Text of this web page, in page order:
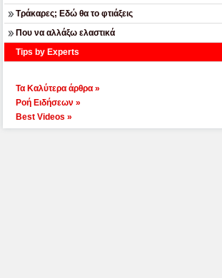
Τράκαρες; Εδώ θα το φτιάξεις
Που να αλλάξω ελαστικά
Tips by Experts
Τα Καλύτερα άρθρα »
Ροή Ειδήσεων »
Best Videos »